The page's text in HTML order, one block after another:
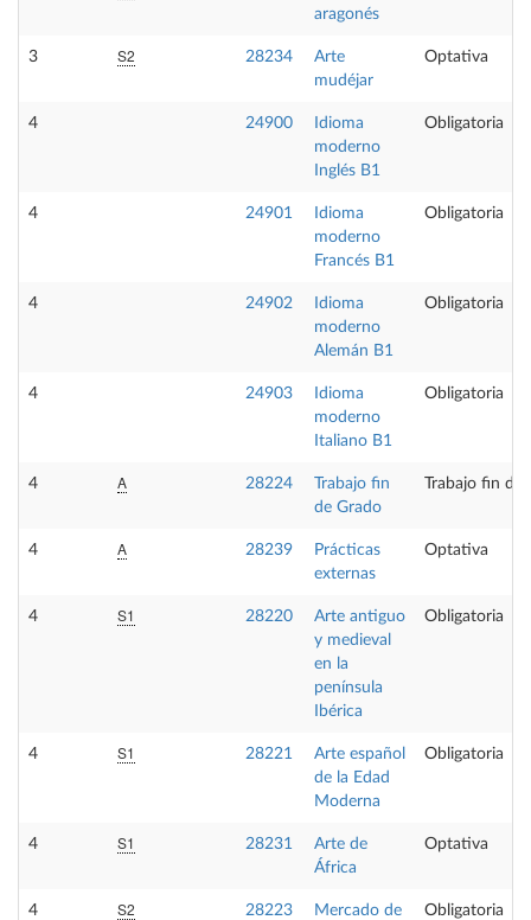
aragonés
3 S2 28234
Arte
mudéjar
Optativa
4 24900
Idioma
moderno
Inglés B1
Obligatoria
4 24901
Idioma
moderno
Francés B1
Obligatoria
4 24902
Idioma
moderno
Alemán B1
Obligatoria
4 24903
Idioma
moderno
Italiano B1
Obligatoria
4 A 28224
Trabajo fin
de Grado
Trabajo fin de
4 A 28239
Prácticas
externas
Optativa
4 S1 28220
Arte antiguo
y medieval
en la
península
Ibérica
Obligatoria
4 S1 28221
Arte español
de la Edad
Moderna
Obligatoria
4 S1 28231
Arte de
África
Optativa
4 S2 28223
Mercado de
Obligatoria